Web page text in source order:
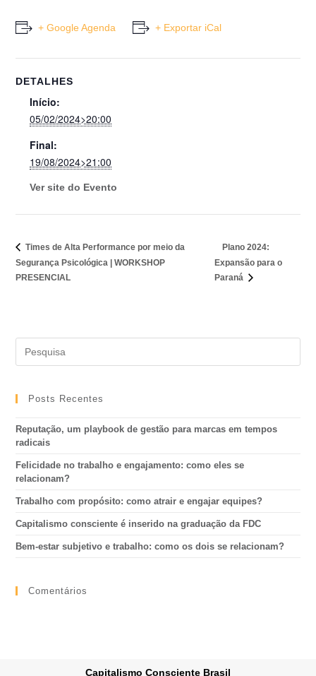
+ Google Agenda + Exportar iCal
DETALHES
Início:
05/02/2024>20:00
Final:
19/08/2024>21:00
Ver site do Evento
Times de Alta Performance por meio da
Segurança Psicológica | WORKSHOP
PRESENCIAL
Plano 2024:
Expansão para o
Paraná
Posts Recentes
Reputação, um playbook de gestão para marcas em tempos
radicais
Felicidade no trabalho e engajamento: como eles se
relacionam?
Trabalho com propósito: como atrair e engajar equipes?
Capitalismo consciente é inserido na graduação da FDC
Bem-estar subjetivo e trabalho: como os dois se relacionam?
Comentários
Capitalismo Consciente Brasil